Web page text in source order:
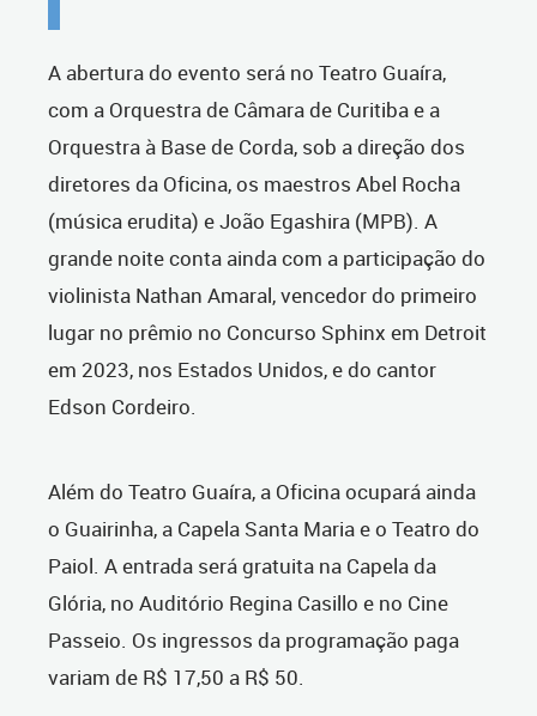
A abertura do evento será no Teatro Guaíra,
com a Orquestra de Câmara de Curitiba e a
Orquestra à Base de Corda, sob a direção dos
diretores da Oficina, os maestros Abel Rocha
(música erudita) e João Egashira (MPB). A
grande noite conta ainda com a participação do
violinista Nathan Amaral, vencedor do primeiro
lugar no prêmio no Concurso Sphinx em Detroit
em 2023, nos Estados Unidos, e do cantor
Edson Cordeiro.
Além do Teatro Guaíra, a Oficina ocupará ainda
o Guairinha, a Capela Santa Maria e o Teatro do
Paiol. A entrada será gratuita na Capela da
Glória, no Auditório Regina Casillo e no Cine
Passeio. Os ingressos da programação paga
variam de R$ 17,50 a R$ 50.